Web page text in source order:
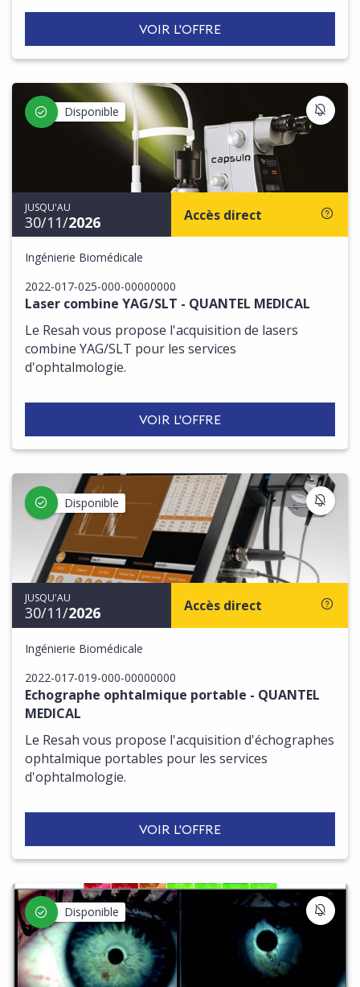
VOIR L'OFFRE
Disponible
JUSQU'AU
30/11/2026 Accès direct
Ingénierie Biomédicale
2022-017-025-000-00000000
Laser combine YAG/SLT - QUANTEL MEDICAL
Le Resah vous propose l'acquisition de lasers
combine YAG/SLT pour les services
d'ophtalmologie.
VOIR L'OFFRE
Disponible
JUSQU'AU
30/11/2026 Accès direct
Ingénierie Biomédicale
2022-017-019-000-00000000
Echographe ophtalmique portable - QUANTEL
MEDICAL
Le Resah vous propose l'acquisition d'échographes
ophtalmique portables pour les services
d'ophtalmologie.
VOIR L'OFFRE
Disponible